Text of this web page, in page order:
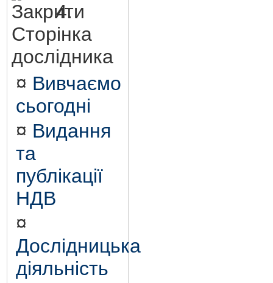
4.
Сторінка
дослідника
¤ Вивчаємо
сьогодні
¤ Видання
та
публікації
НДВ
¤
Дослідницька
діяльність